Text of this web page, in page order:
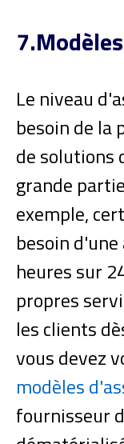
Le niveau
besoin de la
de solutions
grande
exemple,
besoin
heures sur
propres
les clients
vous devez
modèles
fournisseur